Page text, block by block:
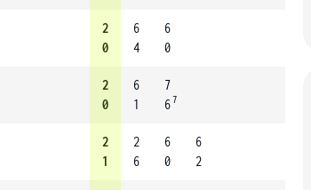
2
0
6
4
6
0
2
0
6
1
7
67
2
1
2
6
6
0
6
2